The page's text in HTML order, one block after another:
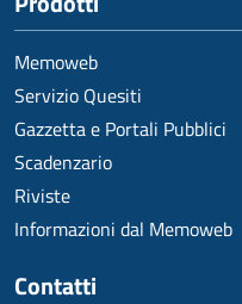
Memoweb
Servizio Quesiti
Gazzetta e Portali Pubblici
Scadenzario
Riviste
Informazioni dal Memoweb
Contatti